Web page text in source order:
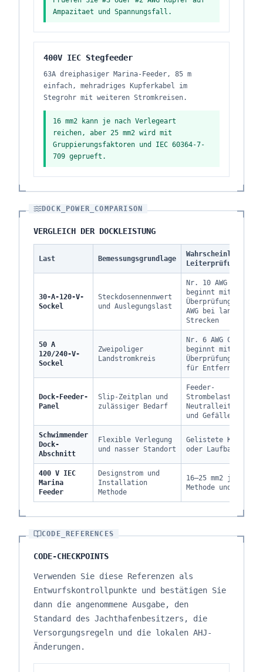
Ampazitaet und Spannungsfall.
400V IEC Stegfeeder
63A dreiphasiger Marina-Feeder, 85 m
einfach, mehradriges Kupferkabel im
Stegrohr mit weiteren Stromkreisen.
16 mm2 kann je nach Verlegeart
reichen, aber 25 mm2 wird mit
Gruppierungsfaktoren und IEC 60364-7-
709 geprueft.
DOCK_POWER_COMPARISON
VERGLEICH DER DOCKLEISTUNG
Last Bemessungsgrundlage
Wahrscheinliche
Leiterprüfung
30-A-120-V-
Sockel
Steckdosennennwert
und Auslegungslast
Nr. 10 AWG Cu
beginnt mit der
Überprüfung, Nr. 8
AWG bei langen
Strecken
50 A
120/240-V-
Sockel
Zweipoliger
Landstromkreis
Nr. 6 AWG Cu
beginnt mit der
Überprüfung,
für Entfernungen
Dock-Feeder-
Panel
Slip-Zeitplan und
zulässiger Bedarf
Feeder-
Neutralleiter, EGC
und Gefälle
Schwimmender
Dock-
Abschnitt
Flexible Verlegung
und nasser Standort
Gelistete Kabel-
oder
400 V IEC
Marina
Feeder
Designstrom und
Installation
Methode
16–25 mm2 je nach
Methode und Fall
CODE_REFERENCES
CODE-CHECKPOINTS
Verwenden Sie diese Referenzen als
Entwurfskontrollpunkte und bestätigen Sie
dann die angenommene Ausgabe, den
Standard des Jachthafenbesitzers, die
Versorgungsregeln und die lokalen AHJ-
Änderungen.